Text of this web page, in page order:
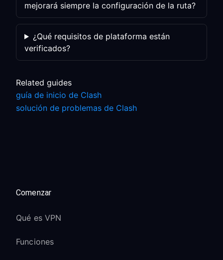
mejorará siempre la configuración de la ruta?
¿Qué requisitos de plataforma están
verificados?
Related guides
guía de inicio de Clash
solución de problemas de Clash
Comenzar
Qué es VPN
Funciones